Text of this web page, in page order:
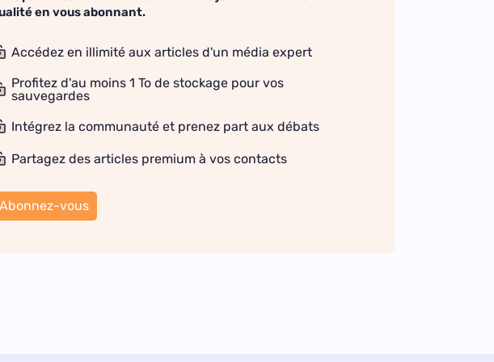
en vous abonnant.
Accédez en illimité aux articles d'un média expert
Profitez d'au moins 1 To de stockage pour vos
sauvegardes
Intégrez la communauté et prenez part aux débats
Partagez des articles premium à vos contacts
Abonnez-vous